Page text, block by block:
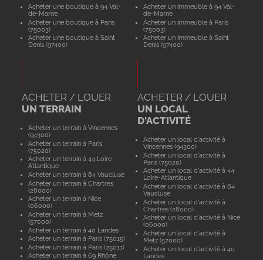
Acheter une boutique à 94 Val-
de-Marne
Acheter une boutique à Paris
(75003)
Acheter une boutique à Saint
Denis (97400)
Acheter un immeuble à 94 Val-
de-Marne
Acheter un immeuble à Paris
(75003)
Acheter un immeuble à Saint
Denis (97400)
ACHETER / LOUER
UN TERRAIN
Acheter un terrain à Vincennes
(94300)
Acheter un terrain à Paris
(75020)
Acheter un terrain à 44 Loire-
Atlantique
Acheter un terrain à 84 Vaucluse
Acheter un terrain à Chartres
(28000)
Acheter un terrain à Nice
(06000)
Acheter un terrain à Metz
(57000)
Acheter un terrain à 40 Landes
Acheter un terrain à Paris (75015)
Acheter un terrain à Paris (75011)
Acheter un terrain à 69 Rhône
ACHETER / LOUER
UN LOCAL
D'ACTIVITÉ
Acheter un local d'activité à
Vincennes (94300)
Acheter un local d'activité à
Paris (75020)
Acheter un local d'activité à 44
Loire-Atlantique
Acheter un local d'activité à 84
Vaucluse
Acheter un local d'activité à
Chartres (28000)
Acheter un local d'activité à Nice
(06000)
Acheter un local d'activité à
Metz (57000)
Acheter un local d'activité à 40
Landes